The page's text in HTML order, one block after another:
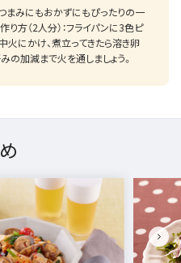
まみにもおかずにもぴったりの一
方（2人分）：フライパンに3色ピ
火にかけ、煮立ってきたら溶き卵
の加減まで火を通しましょう。